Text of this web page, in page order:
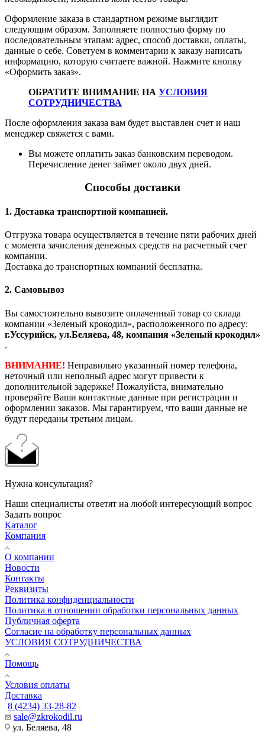
Оформление заказа в стандартном режиме выглядит
следующим образом. Заполняете полностью форму по
последовательным этапам: адрес, способ доставки, оплаты,
данные о себе. Советуем в комментарии к заказу написать
информацию, которую считаете важной. Нажмите кнопку
«Оформить заказ».
ОБРАТИТЕ ВНИМАНИЕ НА УСЛОВИЯ
СОТРУДНИЧЕСТВА
После оформления заказа вам будет выставлен счет и наш
менеджер свяжется с вами.
Вы можете оплатить заказ банковским переводом.
Перечисление денег займет около двух дней.
Способы доставки
1. Доставка транспортной компанией.
Отгрузка товара осуществляется в течение пяти рабочих дней
с момента зачисления денежных средств на расчетный счет
компании.
Доставка до транспортных компаний бесплатна.
2. Самовывоз
Вы самостоятельно вывозите оплаченный товар со склада
компании «Зеленый крокодил», расположенного по адресу:
г.Уссурийск, ул.Беляева, 48, компания «Зеленый крокодил»
.
ВНИМАНИЕ! Неправильно указанный номер телефона,
неточный или неполный адрес могут привести к
дополнительной задержке! Пожалуйста, внимательно
проверяйте Ваши контактные данные при регистрации и
оформлении заказов. Мы гарантируем, что ваши данные не
будут переданы третьим лицам.
Нужна консультация?
Наши специалисты ответят на любой интересующий вопрос
Задать вопрос
Каталог
Компания
О компании
Новости
Контакты
Реквизиты
Политика конфиденциальности
Политика в отношении обработки персональных данных
Публичная оферта
Согласие на обработку персональных данных
УСЛОВИЯ СОТРУДНИЧЕСТВА
Помощь
Условия оплаты
Доставка
8 (4234) 33-28-82
sale@zkrokodil.ru
ул. Беляева, 48